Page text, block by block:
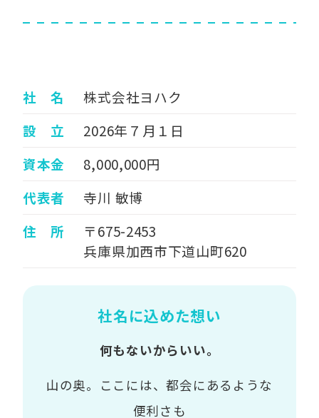
社 名
株式会社ヨハク
設 立
2026年７月１日
資本金
8,000,000円
代表者
寺川 敏博
住 所
〒675-2453
兵庫県加西市下道山町620
社名に込めた想い
何もないからいい。
山の奥。ここには、都会にあるような
便利さも